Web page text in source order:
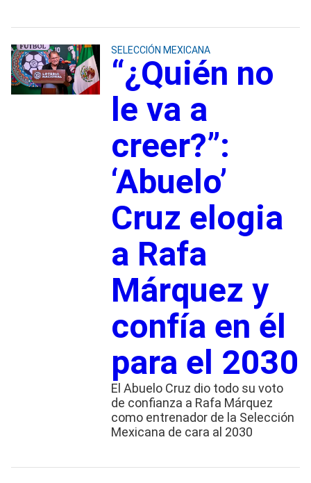
SELECCIÓN MEXICANA
“¿Quién no
le va a
creer?”:
‘Abuelo’
Cruz elogia
a Rafa
Márquez y
confía en él
para el 2030
El Abuelo Cruz dio todo su voto
de confianza a Rafa Márquez
como entrenador de la Selección
Mexicana de cara al 2030